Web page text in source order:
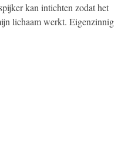
kan intichten zodat het
lichaam werkt. Eigenzinnig